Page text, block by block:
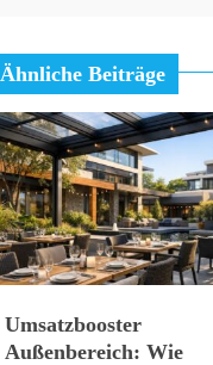
Ähnliche Beiträge
Umsatzbooster
Außenbereich: Wie